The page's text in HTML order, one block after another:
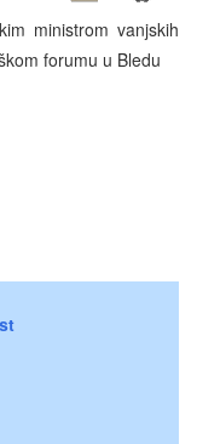
ministrom vanjskih
forumu u Bledu